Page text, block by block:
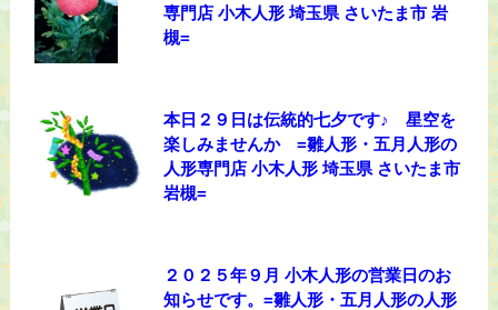
専門店 小木人形 埼玉県 さいたま市 岩
槻=
本日２９日は伝統的七夕です♪ 星空を
楽しみませんか =雛人形・五月人形の
人形専門店 小木人形 埼玉県 さいたま市
岩槻=
２０２５年９月 小木人形の営業日のお
知らせです。=雛人形・五月人形の人形